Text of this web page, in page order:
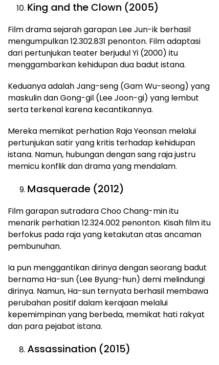
King and the Clown (2005)
Film drama sejarah garapan Lee Jun-ik berhasil
mengumpulkan 12.302.831 penonton. Film adaptasi
dari pertunjukan teater berjudul Yi (2000) itu
menggambarkan kehidupan dua badut istana.
Keduanya adalah Jang-seng (Gam Wu-seong) yang
maskulin dan Gong-gil (Lee Joon-gi) yang lembut
serta terkenal karena kecantikannya.
Mereka memikat perhatian Raja Yeonsan melalui
pertunjukan satir yang kritis terhadap kehidupan
istana. Namun, hubungan dengan sang raja justru
memicu konflik dan drama yang mendalam.
Masquerade (2012)
Film garapan sutradara Choo Chang-min itu
menarik perhatian 12.324.002 penonton. Kisah film itu
berfokus pada raja yang ketakutan atas ancaman
pembunuhan.
Ia pun menggantikan dirinya dengan seorang badut
bernama Ha-sun (Lee Byung-hun) demi melindungi
dirinya. Namun, Ha-sun ternyata berhasil membawa
perubahan positif dalam kerajaan melalui
kepemimpinan yang berbeda, memikat hati rakyat
dan para pejabat istana.
Assassination (2015)